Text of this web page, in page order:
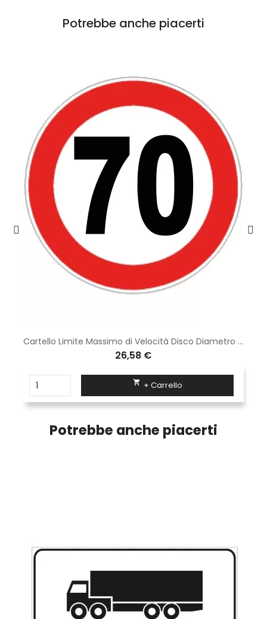
Potrebbe anche piacerti
Cartello Limite Massimo di Velocità Disco Diametro 60 cm Classe 2 Fig. 50 Lamiera
26,58 €
 + Carrello
Potrebbe anche piacerti